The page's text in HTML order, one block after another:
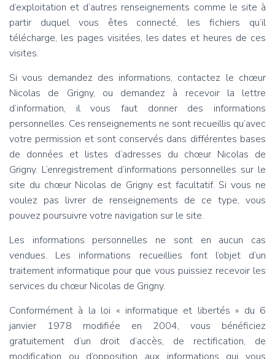
d’exploitation et d’autres renseignements comme le site à
partir duquel vous êtes connecté, les fichiers qu’il
télécharge, les pages visitées, les dates et heures de ces
visites.
Si vous demandez des informations, contactez le chœur
Nicolas de Grigny, ou demandez à recevoir la lettre
d’information, il vous faut donner des informations
personnelles. Ces renseignements ne sont recueillis qu’avec
votre permission et sont conservés dans différentes bases
de données et listes d’adresses du chœur Nicolas de
Grigny. L’enregistrement d’informations personnelles sur le
site du chœur Nicolas de Grigny est facultatif. Si vous ne
voulez pas livrer de renseignements de ce type, vous
pouvez poursuivre votre navigation sur le site.
Les informations personnelles ne sont en aucun cas
vendues. Les informations recueillies font l’objet d’un
traitement informatique pour que vous puissiez recevoir les
services du chœur Nicolas de Grigny.
Conformément à la loi « informatique et libertés » du 6
janvier 1978 modifiée en 2004, vous bénéficiez
gratuitement d’un droit d’accès, de rectification, de